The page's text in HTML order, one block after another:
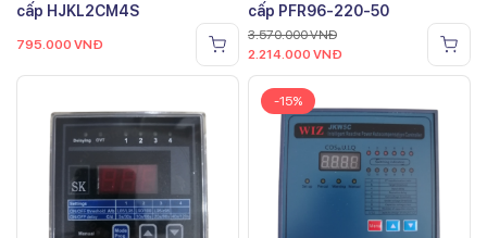
cấp HJKL2CM4S
795.000 VNĐ
cấp PFR96-220-50
3.570.000VNĐ
2.214.000 VNĐ
-15%